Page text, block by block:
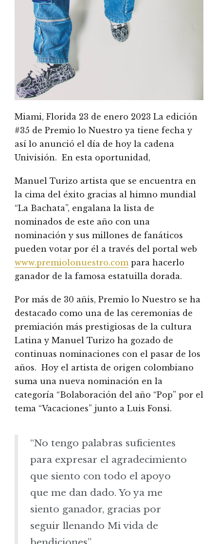
Miami, Florida 23 de enero 2023 La edición
#35 de Premio lo Nuestro ya tiene fecha y
así lo anunció el día de hoy la cadena
Univisión. En esta oportunidad,
Manuel Turizo artista que se encuentra en
la cima del éxito gracias al himno mundial
“La Bachata”, engalana la lista de
nominados de este año con una
nominación y sus millones de fanáticos
pueden votar por él a través del portal web
www.premiolonuestro.com para hacerlo
ganador de la famosa estatuilla dorada.
Por más de 30 añis, Premio lo Nuestro se ha
destacado como una de las ceremonias de
premiación más prestigiosas de la cultura
Latina y Manuel Turizo ha gozado de
continuas nominaciones con el pasar de los
años. Hoy el artista de origen colombiano
suma una nueva nominación en la
categoría “Bolaboración del año “Pop” por el
tema “Vacaciones” junto a Luis Fonsi.
“No tengo palabras suficientes
para expresar el agradecimiento
que siento con todo el apoyo
que me dan dado. Yo ya me
siento ganador, gracias por
seguir llenando Mi vida de